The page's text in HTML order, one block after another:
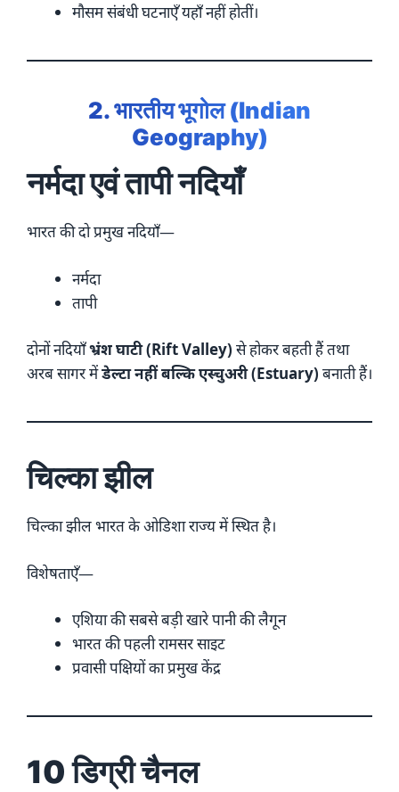
मौसम संबंधी घटनाएँ यहाँ नहीं होतीं।
2. भारतीय भूगोल (Indian
Geography)
नर्मदा एवं तापी नदियाँ
भारत की दो प्रमुख नदियाँ—
नर्मदा
तापी
दोनों नदियाँभ्रंश घाटी (Rift Valley) से होकर बहती हैं तथा
अरब सागर मेंडेल्टा नहीं बल्कि एस्चुअरी (Estuary) बनाती हैं।
चिल्का झील
चिल्का झील भारत के ओडिशा राज्य में स्थित है।
विशेषताएँ—
एशिया की सबसे बड़ी खारे पानी की लैगून
भारत की पहली रामसर साइट
प्रवासी पक्षियों का प्रमुख केंद्र
10 डिग्री चैनल